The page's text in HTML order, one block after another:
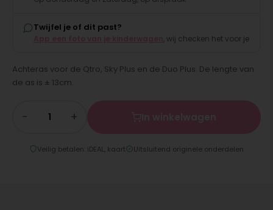
Twijfel je of dit past?
, wij checken het voor je
Achteras voor de Qtro, Sky Plus en de Duo Plus. De lengte van
de as is ± 13cm.
− +
Veilig betalen: iDEAL, kaart Uitsluitend originele onderdelen